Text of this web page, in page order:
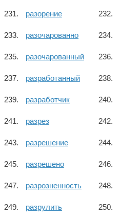
разорение
разочарованно
разочарованный
разработанный
разработчик
разрез
разрешение
разрешено
разрозненность
разрулить